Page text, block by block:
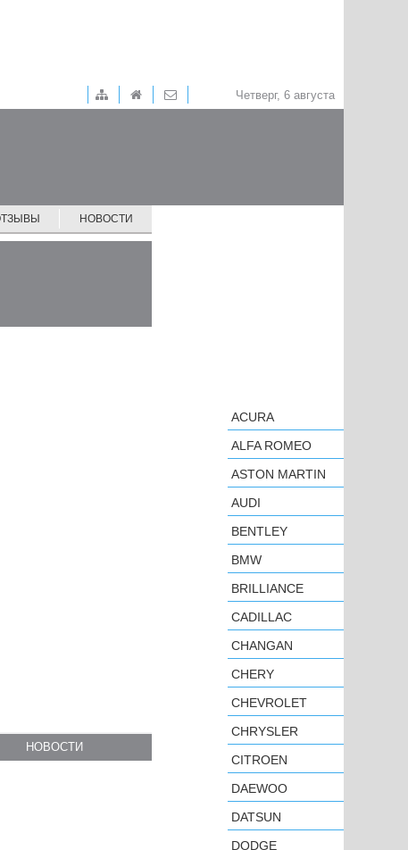
Четверг, 6 августа
НОВОСТИ
НОВОСТИ
ACURA
ALFA ROMEO
ASTON MARTIN
AUDI
BENTLEY
BMW
BRILLIANCE
CADILLAC
CHANGAN
CHERY
CHEVROLET
CHRYSLER
CITROEN
DAEWOO
DATSUN
DODGE